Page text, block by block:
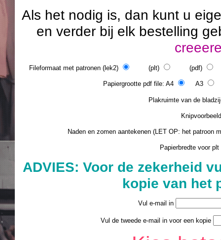
Als het nodig is, dan kunt u
en verder bij elk bestelling
Fileformaat met patronen (lek2) (plt) (pdf)
Papiergrootte pdf file: A4 A3
Plakruimte van de
Naden en zomen aantekenen (LET OP: het
Papierbredte voor
ADVIES: Voor de zekerheid
kopie van het
Vul e-mail in
Vul de tweede e-mail in voor een kopie